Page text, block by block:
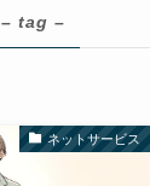
– tag –
ネットサービス